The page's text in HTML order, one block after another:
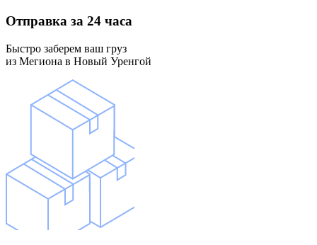
Отправка за 24 часа
Быстро заберем ваш груз
из Мегиона в Новый Уренгой